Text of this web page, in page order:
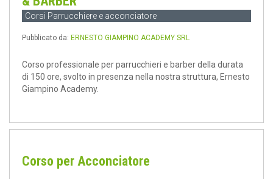
Corsi Parrucchiere e acconciatore
Pubblicato da: ERNESTO GIAMPINO ACADEMY SRL
Corso professionale per parrucchieri e barber della durata
di 150 ore, svolto in presenza nella nostra struttura, Ernesto
Giampino Academy.
Corso per Acconciatore